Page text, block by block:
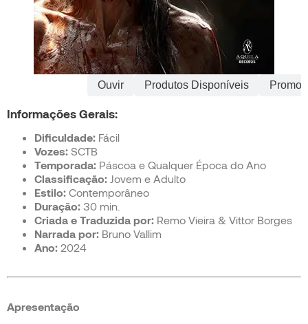
Ouvir Produtos Disponíveis
Informações Gerais:
Dificuldade: Fácil
Vozes: SCTB
Temporada: Páscoa e Qualquer Época do Ano
Classificação: Jovem e Adulto
Estilo: Contemporâneo
Duração: 30 min.
Criada e Traduzida por: Remo Vieira & Vittor Borges
Narrada por: Bruno Vallim
Ano: 2024
Apresentação